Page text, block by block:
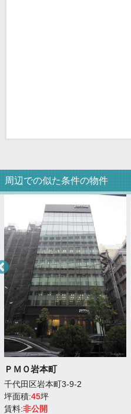
周辺での似た条件の物件
ＰＭＯ岩本町
千代田区岩本町3-9-2
坪面積:45坪
賃料:非公開